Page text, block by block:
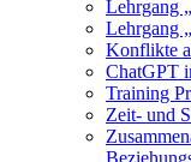
Lehrgang
Lehrgang
Konflikte
ChatGPT
Training
Zeit- und